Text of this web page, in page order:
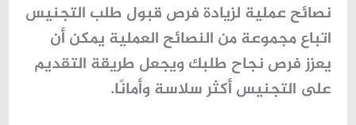
نصائح عملية لزيادة فرص قبول طلب التجنيس
اتباع مجموعة من النصائح العملية يمكن أن
يعزز فرص نجاح طلبك ويجعل طريقة التقديم
على التجنيس أكثر سلاسة وأمانًا.